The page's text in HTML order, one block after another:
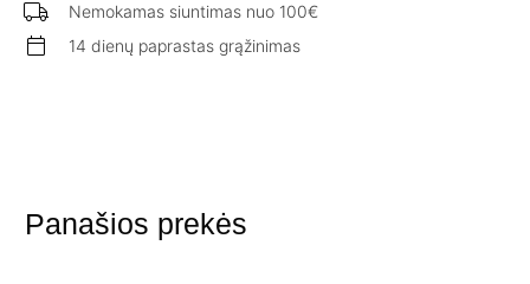
Nemokamas siuntimas nuo 100€
14 dienų paprastas grąžinimas
Panašios prekės